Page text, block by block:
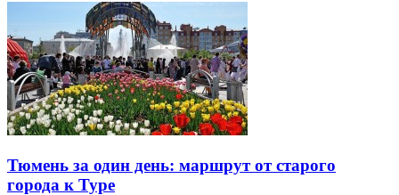
Тюмень за один день: маршрут от старого
города к Туре